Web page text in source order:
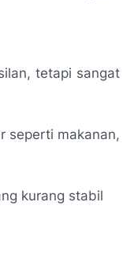
tetapi sangat
seperti makanan,
kurang stabil